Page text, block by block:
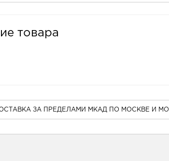
товара
ЗА ПРЕДЕЛАМИ МКАД ПО МОСКВЕ И МО